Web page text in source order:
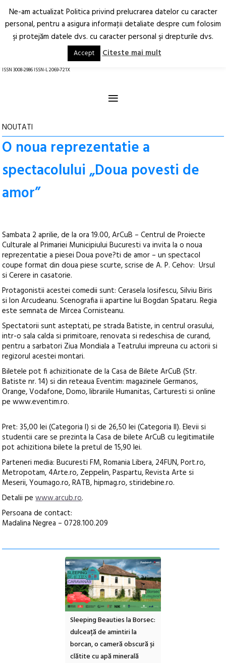
Arhitectură.
Oraș.
RO EN
ISSN 3008-2986 ISSN-L 2069-721X
≡
NOUTATI
O noua reprezentatie a
spectacolului „Doua povesti de
amor”
Sambata 2 aprilie, de la ora 19.00, ArCuB – Centrul de Proiecte
Culturale al Primariei Municipiului Bucuresti va invita la o noua
reprezentatie a piesei Doua pove?ti de amor – un spectacol
coupe format din doua piese scurte, scrise de A. P. Cehov: Ursul
si Cerere in casatorie.
Protagonistii acestei comedii sunt: Cerasela Iosifescu, Silviu Biris
si Ion Arcudeanu. Scenografia ii apartine lui Bogdan Spataru. Regia
este semnata de Mircea Cornisteanu.
Spectatorii sunt asteptati, pe strada Batiste, in centrul orasului,
intr-o sala calda si primitoare, renovata si redeschisa de curand,
pentru a sarbatori Ziua Mondiala a Teatrului impreuna cu actorii si
regizorul acestei montari.
Biletele pot fi achizitionate de la Casa de Bilete ArCuB (Str.
Batiste nr. 14) si din reteaua Eventim: magazinele Germanos,
Orange, Vodafone, Domo, librariile Humanitas, Carturesti si online
pe www.eventim.ro.
Pret: 35,00 lei (Categoria I) si de 26,50 lei (Categoria II). Elevii si
studentii care se prezinta la Casa de bilete ArCuB cu legitimatiile
pot achizitiona bilete la pretul de 15,90 lei.
Parteneri media: Bucuresti FM, Romania Libera, 24FUN, Port.ro,
Metropotam, 4Arte.ro, Zeppelin, Paspartu, Revista Arte si
Meserii, Youmago.ro, RATB, hipmag.ro, stiridebine.ro.
Detalii pewww.arcub.ro.
Persoana de contact:
Madalina Negrea – 0728.100.209
Sleeping Beauties la Borsec:
dulceață de amintiri la
borcan, o cameră obscură și
clătite cu apă minerală
Ne-am actualizat Politica privind prelucrarea datelor cu caracter
personal, pentru a asigura informaţii detaliate despre cum folosim
şi protejăm datele dvs. cu caracter personal şi drepturile dvs.
Accept Citeste mai mult